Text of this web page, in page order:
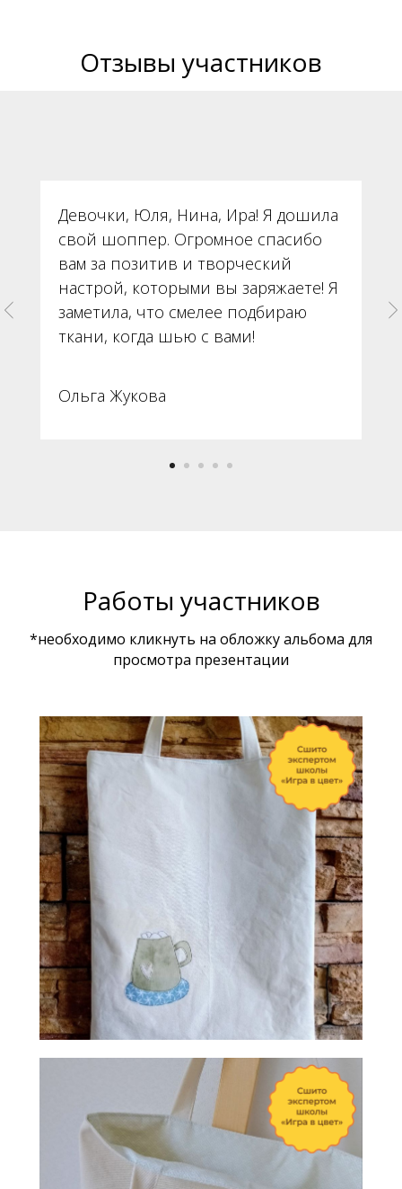
Отзывы участников
Девочки, Юля, Нина, Ира! Я дошила
свой шоппер. Огромное спасибо
вам за позитив и творческий
настрой, которыми вы заряжаете! Я
заметила, что смелее подбираю
ткани, когда шью с вами!
Ольга Жукова
Работы участников
*необходимо кликнуть на обложку альбома для
просмотра презентации